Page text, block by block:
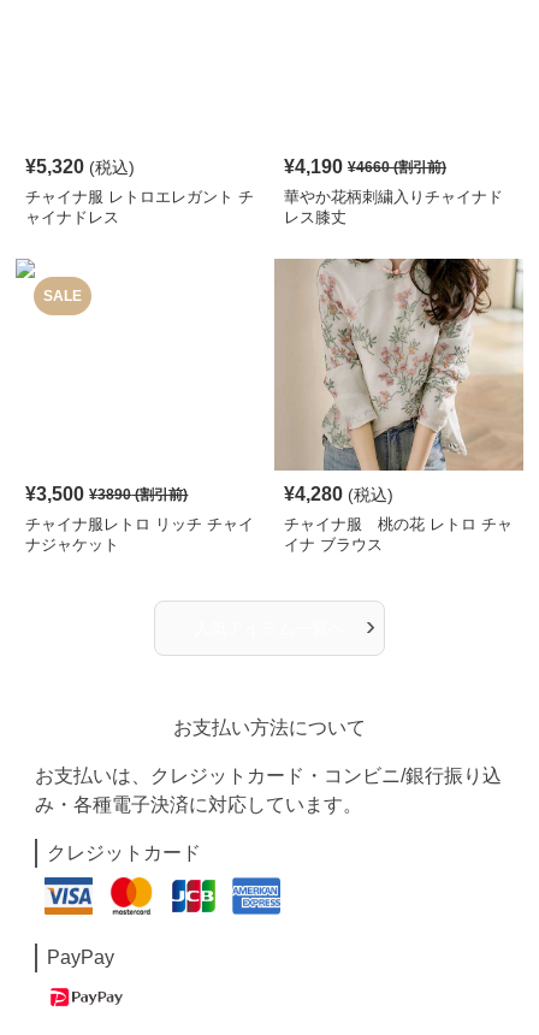
¥5,320 (税込)
チャイナ服 レトロエレガント チ
ャイナドレス
¥4,190 ¥4660(割引前)
華やか花柄刺繍入りチャイナド
レス膝丈
SALE
¥3,500 ¥3890(割引前)
チャイナ服レトロ リッチ チャイ
ナジャケット
¥4,280 (税込)
チャイナ服 桃の花 レトロ チャ
イナ ブラウス
›
お支払い方法について
お支払いは、クレジットカード・コンビニ/銀行振り込
み・各種電子決済に対応しています。
クレジットカード
PayPay